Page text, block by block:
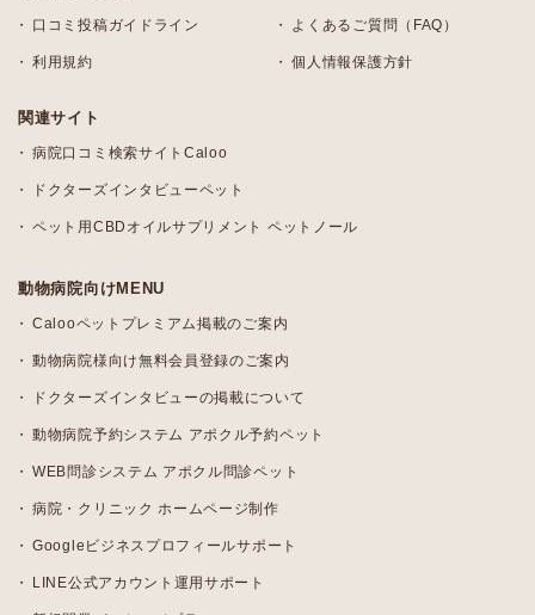
口コミ投稿ガイドライン よくあるご質問（FAQ）
利用規約 個人情報保護方針
関連サイト
病院口コミ検索サイトCaloo
ドクターズインタビューペット
ペット用CBDオイルサプリメント ペットノール
動物病院向けMENU
Calooペットプレミアム掲載のご案内
動物病院様向け無料会員登録のご案内
ドクターズインタビューの掲載について
動物病院予約システム アポクル予約ペット
WEB問診システム アポクル問診ペット
病院・クリニック ホームページ制作
Googleビジネスプロフィールサポート
LINE公式アカウント運用サポート